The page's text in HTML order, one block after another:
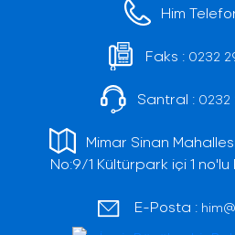
Him
Faks : 0232
Santral : 0232
Mimar Sinan
No:9/1 Kültürpark içi 1
E-Posta :